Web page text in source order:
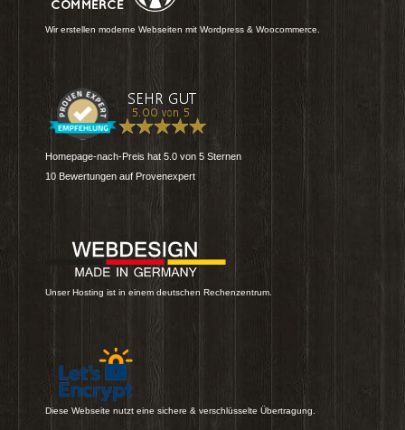
Wir erstellen moderne Webseiten mit Wordpress & Woocommerce.
Homepage-nach-Preis hat 5.0 von 5 Sternen
10 Bewertungen auf Provenexpert
Unser Hosting ist in einem deutschen Rechenzentrum.
Diese Webseite nutzt eine sichere & verschlüsselte Übertragung.